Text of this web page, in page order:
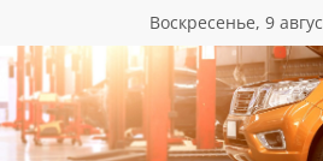
содержимому
Воскресенье, 9